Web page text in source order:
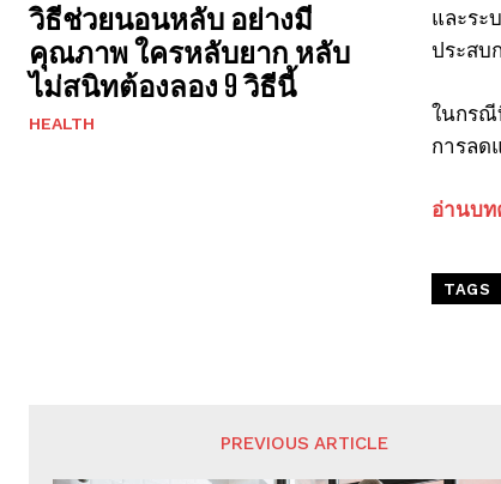
วิธีช่วยนอนหลับ อย่างมี
คุณภาพ ใครหลับยาก หลับ
ไม่สนิทต้องลอง 9 วิธีนี้
HEALTH
และระ
ประสบ
ในกรณี
การลด
อ่านบท
TAGS
PREVIOUS ARTICLE